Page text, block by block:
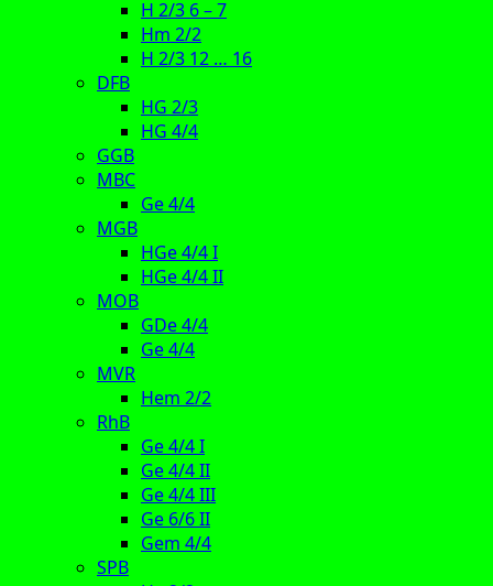
H 2/3 6 – 7
Hm 2/2
H 2/3 12 … 16
DFB
HG 2/3
HG 4/4
GGB
MBC
Ge 4/4
MGB
HGe 4/4 I
HGe 4/4 II
MOB
GDe 4/4
Ge 4/4
MVR
Hem 2/2
RhB
Ge 4/4 I
Ge 4/4 II
Ge 4/4 III
Ge 6/6 II
Gem 4/4
SPB